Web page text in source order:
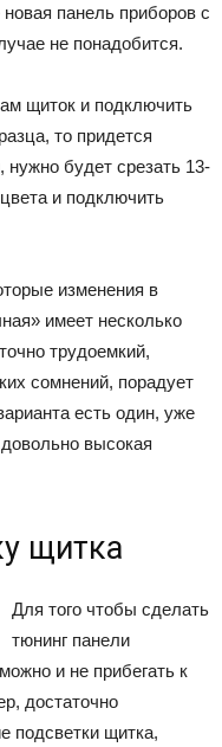
панель приборов с
не понадобится.
щиток и подключить
то придется
нужно будет срезать 13-
и подключить
изменения в
имеет несколько
трудоемкий,
сомнений, порадует
есть один, уже
высокая
щитка
Для того чтобы сделать
тюнинг панели
и не прибегать к
достаточно
подсветки щитка,